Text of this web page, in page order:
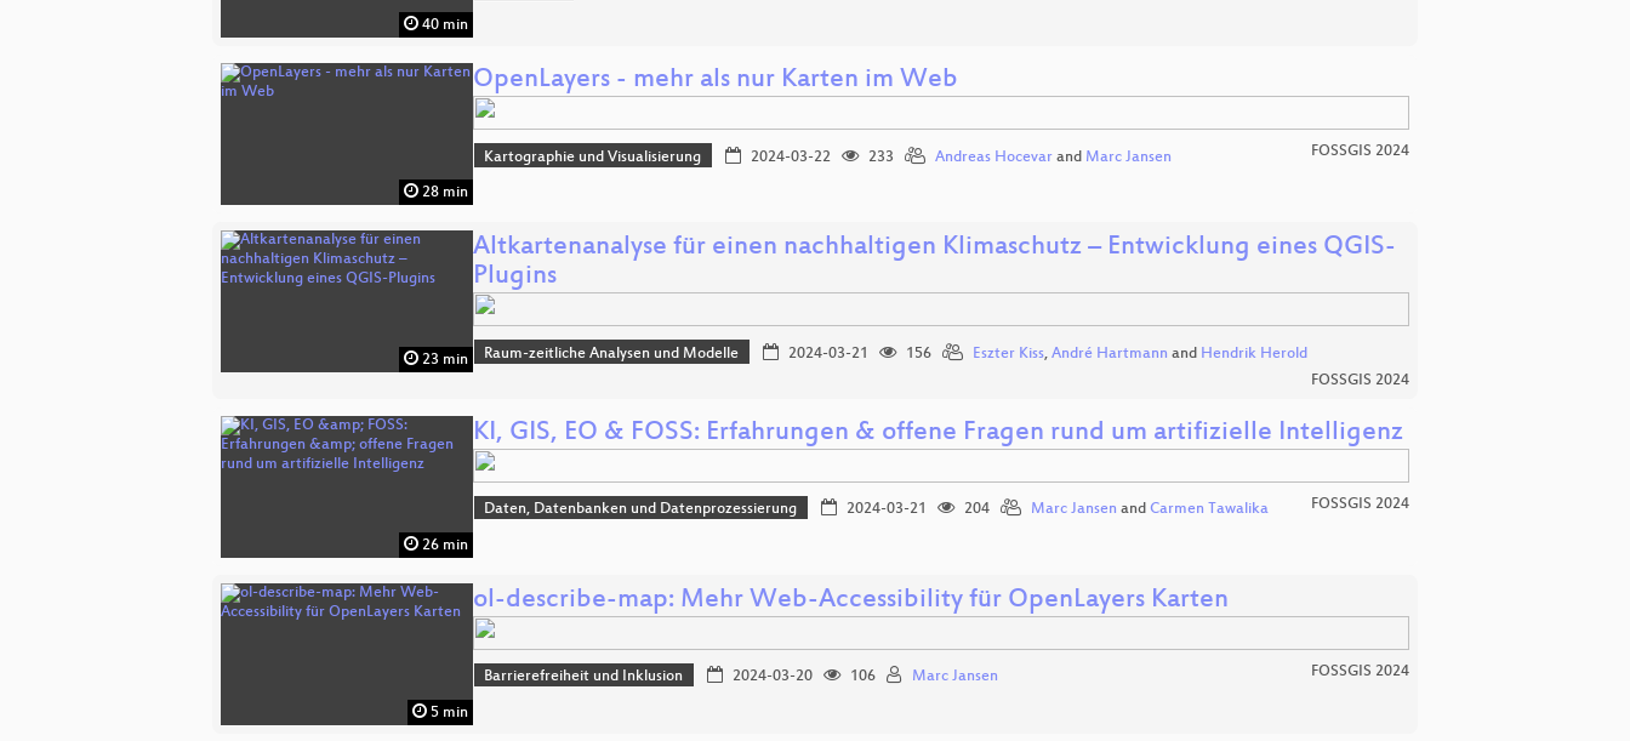
40 min
28 min
OpenLayers - mehr als nur Karten im Web
Kartographie und Visualisierung 2024-03-22 233 Andreas Hocevarand Marc Jansen FOSSGIS 2024
23 min
Altkartenanalyse für einen nachhaltigen Klimaschutz – Entwicklung eines QGIS-
Plugins
Raum-zeitliche Analysen und Modelle 2024-03-21 156 Eszter Kiss, André Hartmann and Hendrik Herold
FOSSGIS 2024
26 min
KI, GIS, EO & FOSS: Erfahrungen & offene Fragen rund um artifizielle Intelligenz
Daten, Datenbanken und Datenprozessierung 2024-03-21 204 Marc Jansen and Carmen Tawalika FOSSGIS 2024
5 min
ol-describe-map: Mehr Web-Accessibility für OpenLayers Karten
Barrierefreiheit und Inklusion 2024-03-20 106 Marc Jansen FOSSGIS 2024